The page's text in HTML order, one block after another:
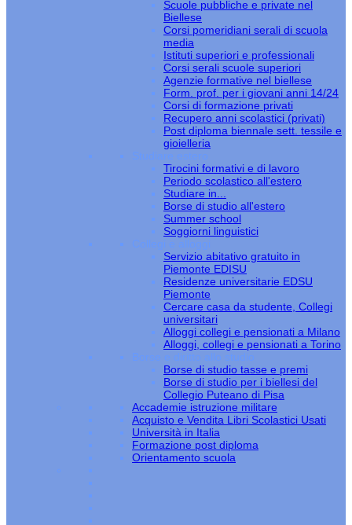
Scuole pubbliche e private nel
Biellese
Corsi pomeridiani serali di scuola
media
Istituti superiori e professionali
Corsi serali scuole superiori
Agenzie formative nel biellese
Form. prof. per i giovani anni 14/24
Corsi di formazione privati
Recupero anni scolastici (privati)
Post diploma biennale sett. tessile e
gioielleria
Studiare estero
Tirocini formativi e di lavoro
Periodo scolastico all'estero
Studiare in...
Borse di studio all'estero
Summer school
Soggiorni linguistici
Collegi e alloggi
Servizio abitativo gratuito in
Piemonte EDISU
Residenze universitarie EDSU
Piemonte
Cercare casa da studente, Collegi
universitari
Alloggi collegi e pensionati a Milano
Alloggi, collegi e pensionati a Torino
Borse e diritto allo studio
Borse di studio tasse e premi
Borse di studio per i biellesi del
Collegio Puteano di Pisa
Accademie istruzione militare
Acquisto e Vendita Libri Scolastici Usati
Università in Italia
Formazione post diploma
Orientamento scuola